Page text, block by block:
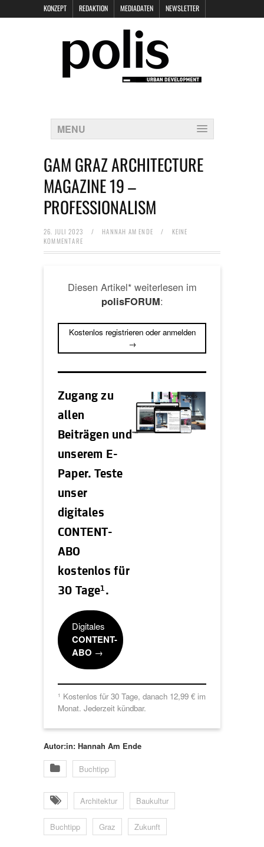
KONZEPT REDAKTION MEDIADATEN NEWSLETTER
DATENSCHUTZ
MENU
GAM GRAZ ARCHITECTURE
MAGAZINE 19 –
PROFESSIONALISM
26. JULI 2023 / HANNAH AM ENDE /
KEINE
KOMMENTARE
Diesen Artikel* weiterlesen im
polisFORUM:
Kostenlos registrieren oder anmelden
→
Zugang zu
allen
Beiträgen und
unserem E-
Paper. Teste
unser
digitales
CONTENT-
ABO
kostenlos für
30 Tage1 .
Digitales
CONTENT-
ABO →
1 Kostenlos für 30 Tage, danach 12,99 € im
Monat. Jederzeit kündbar.
Autor:in: Hannah Am Ende
Buchtipp
Architektur Baukultur
Buchtipp Graz Zukunft